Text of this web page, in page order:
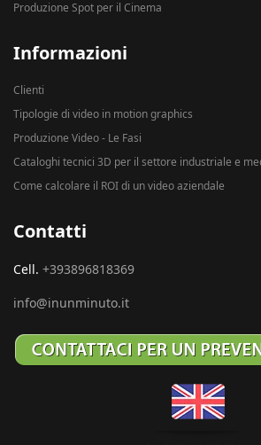
Produzione Spot per il Cinema
Informazioni
Clienti
Tipologie di video in motion graphics
Produzione Video - Le Fasi
Cataloghi tecnici 3D per il settore industriale e
Come calcolare il ROI di un video aziendale
Contatti
Cell. +393896818369
info@inunminuto.it